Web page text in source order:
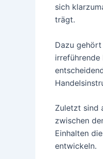
sich
trägt.
Dazu
Zuletzt sind
zwischen
Einhalten
entwickeln.